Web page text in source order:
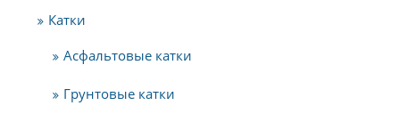
Катки
Асфальтовые катки
Грунтовые катки